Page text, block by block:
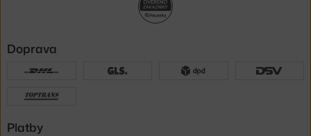
Doprava
Platby